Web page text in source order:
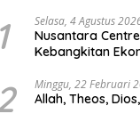
1 Selasa, 4 Agustus
Nusantara
Kebangkitan
(Pergolakan
Minggu, 22 Februari
Allah, Theos,